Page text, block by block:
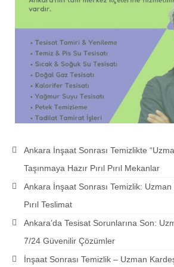
Ankara İnşaat Sonrası Temizlikte
Taşınmaya Hazır Pırıl Pırıl Mekanlar
Ankara İnşaat Sonrası Temizlik: Uzman
Pırıl Teslimat
Ankara’da Tesisat Sorunlarına Son:
7/24 Güvenilir Çözümler
İnşaat Sonrası Temizlik – Uzman